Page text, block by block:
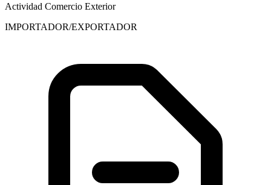
Actividad Comercio Exterior
IMPORTADOR/EXPORTADOR